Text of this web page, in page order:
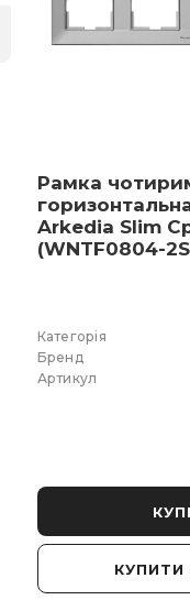
Лінійний
ІР20 ТМ NORTE
Рамка
Arkedia Slim
(WNTF0804-
Категорія
Бренд
Артикул
КУПИТИ